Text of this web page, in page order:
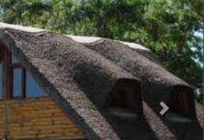
Siguiente